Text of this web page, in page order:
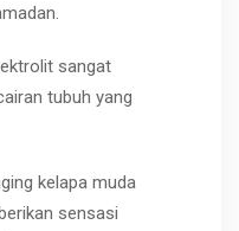
sangat
tubuh yang
kelapa muda
sensasi